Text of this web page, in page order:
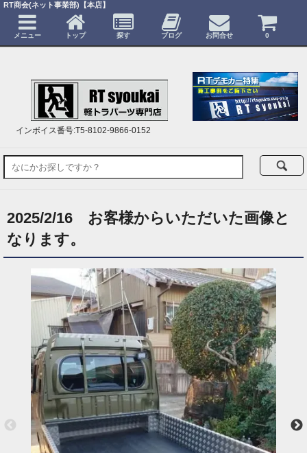
インボイス番号:T5-8102-9866-0152
2025/2/16 お客様からいただいた画像と
なります。
RT商会(ネット事業部)【本店】
メニュー トップ 探す ブログ お問合せ 0